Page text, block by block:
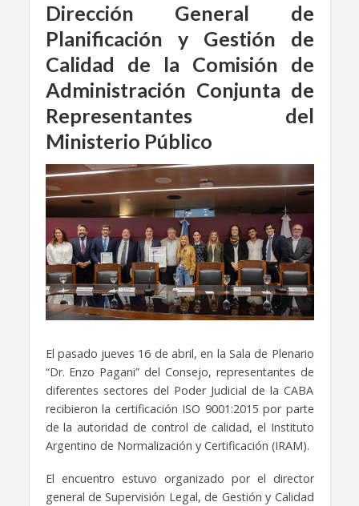
Dirección General de
Planificación y Gestión de
Calidad de la Comisión de
Administración Conjunta de
Representantes del
Ministerio Público
El pasado jueves 16 de abril, en la Sala de Plenario
“Dr. Enzo Pagani” del Consejo, representantes de
diferentes sectores del Poder Judicial de la CABA
recibieron la certificación ISO 9001:2015 por parte
de la autoridad de control de calidad, el Instituto
Argentino de Normalización y Certificación (IRAM).
El encuentro estuvo organizado por el director
general de Supervisión Legal, de Gestión y Calidad